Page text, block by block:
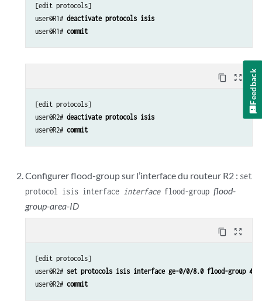
[edit protocols]
user@R1# deactivate protocols isis
user@R1# commit
content_copy zoom_out_map
[edit protocols]
user@R2# deactivate protocols isis
user@R2# commit
Configurer flood-group sur l’interface du routeur R2 : set
protocol isis interface interfaceflood-groupflood-
group-area-ID
content_copy zoom_out_map
[edit protocols]
user@R2# set protocols isis interface ge-0/0/8.0 flood-group
user@R2# commit
Feedback